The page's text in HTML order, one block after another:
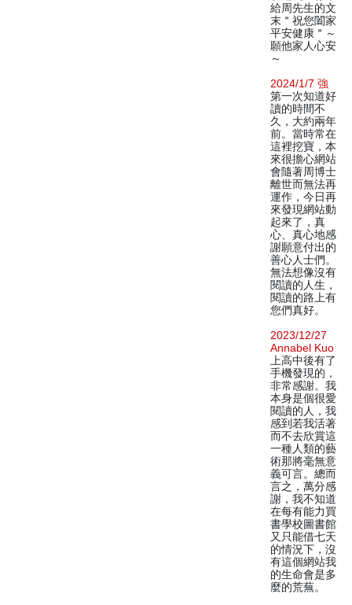
給周先生的文
末＂祝您闔家
平安健康＂～
願他家人心安
～
2024/1/7 強
第一次知道好
讀的時間不
久，大約兩年
前。當時常在
這裡挖寶，本
來很擔心網站
會隨著周博士
離世而無法再
運作，今日再
來發現網站動
起來了，真
心、真心地感
謝願意付出的
善心人士們。
無法想像沒有
閱讀的人生，
閱讀的路上有
您們真好。
2023/12/27
Annabel Kuo
上高中後有了
手機發現的，
非常感謝。我
本身是個很愛
閱讀的人，我
感到若我活著
而不去欣賞這
一種人類的藝
術那將毫無意
義可言。總而
言之，萬分感
謝，我不知道
在每有能力買
書學校圖書館
又只能借七天
的情況下，沒
有這個網站我
的生命會是多
麼的荒蕪。